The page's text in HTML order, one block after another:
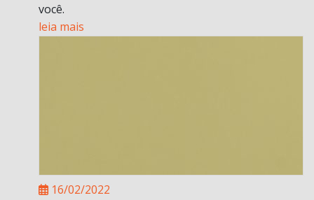
você.
leia mais
16/02/2022